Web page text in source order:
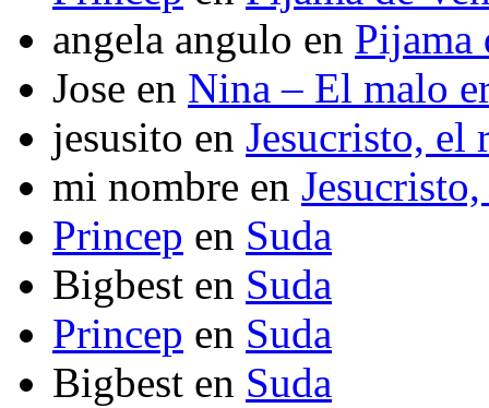
angela angulo en Pijama
Jose en Nina – El malo
jesusito en Jesucristo, el
mi nombre en
Princep en Suda
Bigbest en Suda
Princep en Suda
Bigbest en Suda